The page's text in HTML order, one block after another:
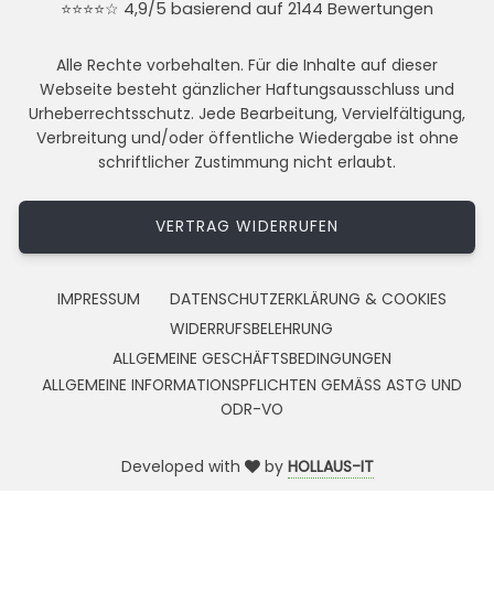
⭐⭐⭐⭐☆ 4,9/5 basierend auf 2144 Bewertungen
Alle Rechte vorbehalten. Für die Inhalte auf dieser
Webseite besteht gänzlicher Haftungsausschluss und
Urheberrechtsschutz. Jede Bearbeitung, Vervielfältigung,
Verbreitung und/oder öffentliche Wiedergabe ist ohne
schriftlicher Zustimmung nicht erlaubt.
VERTRAG WIDERRUFEN
IMPRESSUM
DATENSCHUTZERKLÄRUNG & COOKIES
WIDERRUFSBELEHRUNG
ALLGEMEINE GESCHÄFTSBEDINGUNGEN
ALLGEMEINE INFORMATIONSPFLICHTEN GEMÄSS ASTG UND
ODR-VO
Developed with by HOLLAUS-IT